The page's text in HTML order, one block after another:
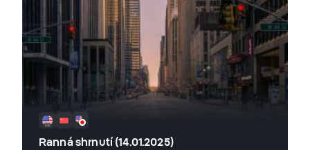
Ranná shrnutí (14.01.2025)